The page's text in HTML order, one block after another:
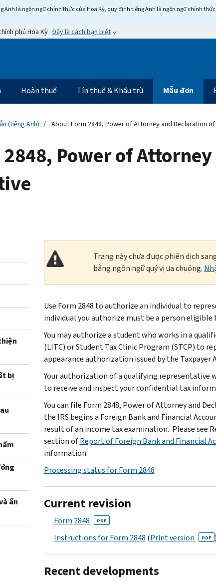
Anh là ngôn ngữ chính thức của Hoa Kỳ, quy định tiếng Anh là ngôn ngữ chính
phủ Hoa Kỳ Đây là cách bạn biết
Hoàn thuế Tín thuế & Khấu trừ Mẫu đơn
(tiếng Anh) About Form 2848, Power of Attorney and Declaration
Power of
bị
ấn
Trang này chưa được phiên dịch
bằng ngôn ngữ quý vị ưa chuộng.
Use Form 2848 to authorize an individual to
individual you authorize must be a person eligible
You may authorize a student who works in a
(LITC) or Student Tax Clinic Program (STCP) to
appearance authorization issued by the Taxpayer
Your authorization of a qualifying representative
to receive and inspect your confidential tax
You can file Form 2848, Power of Attorney and
the IRS begins a Foreign Bank and Financial
result of an income tax examination. Please see
section ofReport of Foreign Bank and Financial
information.
Processing status for Form 2848
Current revision
Form 2848 PDF
Instructions for Form 2848 (Print version PDF )
Recent developments